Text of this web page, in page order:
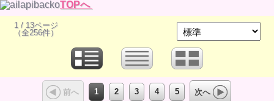
TOPへ
1 / 13ページ
（全256件）
前へ 1 2 3 4 5 次へ